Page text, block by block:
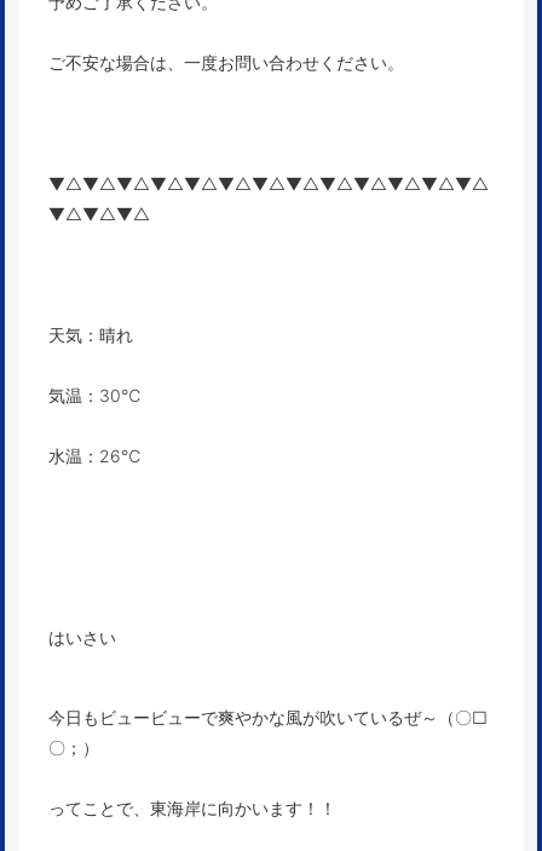
ご不安な場合は、一度お問い合わせください。
▼△▼△▼△▼△▼△▼△▼△▼△▼△▼△▼△▼△▼△
▼△▼△▼△
天気：晴れ
気温：30℃
水温：26℃
はいさい
今日もビュービューで爽やかな風が吹いているぜ～（〇□
〇；）
ってことで、東海岸に向かいます！！